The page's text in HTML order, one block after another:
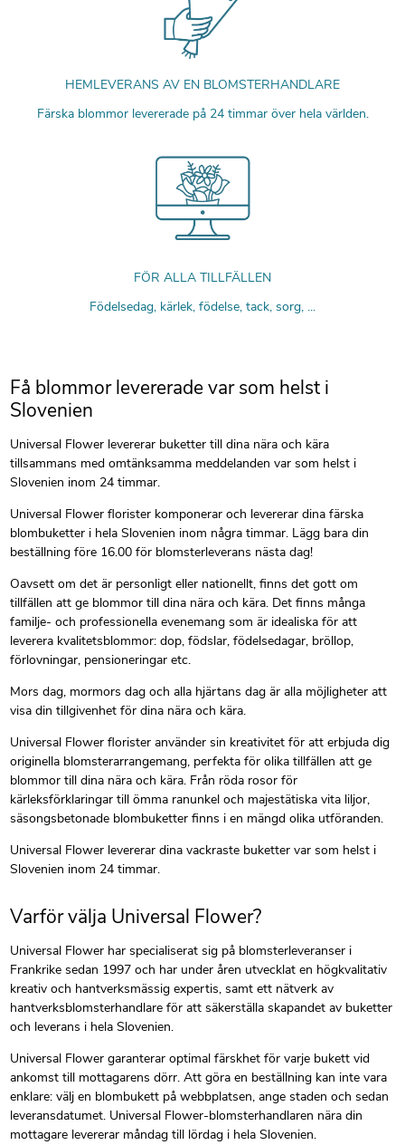
HEMLEVERANS AV EN BLOMSTERHANDLARE
Färska blommor levererade på 24 timmar över hela världen.
FÖR ALLA TILLFÄLLEN
Födelsedag, kärlek, födelse, tack, sorg, ...
Få blommor levererade var som helst i
Slovenien
Universal Flower levererar buketter till dina nära och kära
tillsammans med omtänksamma meddelanden var som helst i
Slovenien inom 24 timmar.
Universal Flower florister komponerar och levererar dina färska
blombuketter i hela Slovenien inom några timmar. Lägg bara din
beställning före 16.00 för blomsterleverans nästa dag!
Oavsett om det är personligt eller nationellt, finns det gott om
tillfällen att ge blommor till dina nära och kära. Det finns många
familje- och professionella evenemang som är idealiska för att
leverera kvalitetsblommor: dop, födslar, födelsedagar, bröllop,
förlovningar, pensioneringar etc.
Mors dag, mormors dag och alla hjärtans dag är alla möjligheter att
visa din tillgivenhet för dina nära och kära.
Universal Flower florister använder sin kreativitet för att erbjuda dig
originella blomsterarrangemang, perfekta för olika tillfällen att ge
blommor till dina nära och kära. Från röda rosor för
kärleksförklaringar till ömma ranunkel och majestätiska vita liljor,
säsongsbetonade blombuketter finns i en mängd olika utföranden.
Universal Flower levererar dina vackraste buketter var som helst i
Slovenien inom 24 timmar.
Varför välja Universal Flower?
Universal Flower har specialiserat sig på blomsterleveranser i
Frankrike sedan 1997 och har under åren utvecklat en högkvalitativ
kreativ och hantverksmässig expertis, samt ett nätverk av
hantverksblomsterhandlare för att säkerställa skapandet av buketter
och leverans i hela Slovenien.
Universal Flower garanterar optimal färskhet för varje bukett vid
ankomst till mottagarens dörr. Att göra en beställning kan inte vara
enklare: välj en blombukett på webbplatsen, ange staden och sedan
leveransdatumet. Universal Flower-blomsterhandlaren nära din
mottagare levererar måndag till lördag i hela Slovenien.